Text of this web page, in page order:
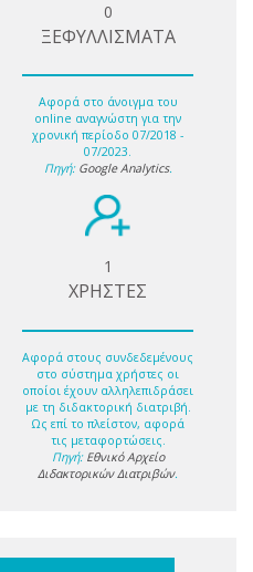
0
ΞΕΦΥΛΛΙΣΜΑΤΑ
Αφορά στο άνοιγμα του
online αναγνώστη για την
χρονική περίοδο 07/2018 -
07/2023.
Πηγή: Google Analytics.
1
ΧΡΗΣΤΕΣ
Αφορά στους συνδεδεμένους
στο σύστημα χρήστες οι
οποίοι έχουν αλληλεπιδράσει
με τη διδακτορική διατριβή.
Ως επί το πλείστον, αφορά
τις μεταφορτώσεις.
Πηγή: Εθνικό Αρχείο
Διδακτορικών Διατριβών.